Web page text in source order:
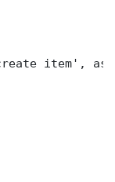
item',